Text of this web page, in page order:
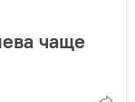
чаще